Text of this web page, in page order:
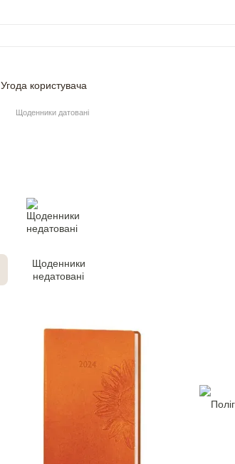
Угода користувача
Щоденники датовані
Щоденники
недатовані